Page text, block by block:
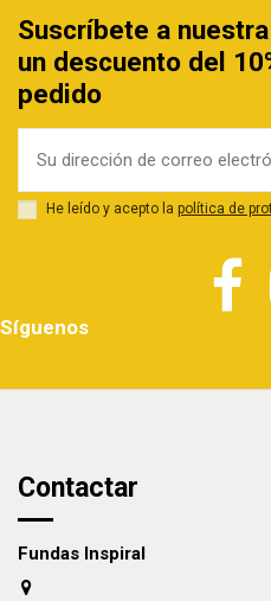
Suscríbete a
un descuento del
pedido
He leído y acepto la política de
Síguenos
Contactar
Fundas Inspiral